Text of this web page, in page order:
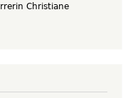
Christiane